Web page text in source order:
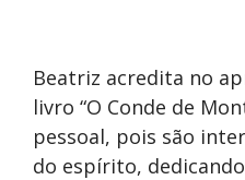
Beatriz acredita no
livro “O Conde de
pessoal, pois são
do espírito,